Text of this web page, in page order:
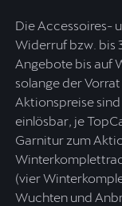
Die Accessoires-
Widerruf bzw. bis
Angebote bis auf
solange der
Aktionspreise
einlösbar, je
Garnitur zum
(vier
Wuchten und